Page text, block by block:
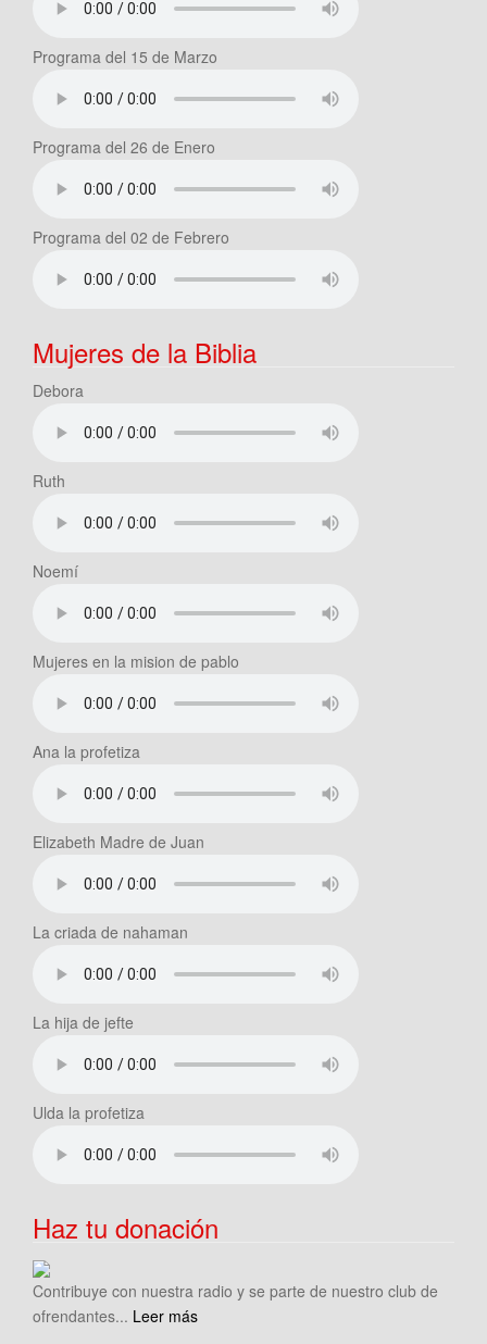
Programa del 15 de Marzo
Programa del 26 de Enero
Programa del 02 de Febrero
Mujeres de la Biblia
Debora
Ruth
Noemí
Mujeres en la mision de pablo
Ana la profetiza
Elizabeth Madre de Juan
La criada de nahaman
La hija de jefte
Ulda la profetiza
Haz tu donación
Contribuye con nuestra radio y se parte de nuestro club de
ofrendantes... Leer más